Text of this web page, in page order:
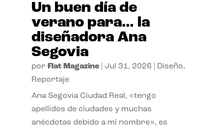
Un buen día de
verano para… la
diseñadora Ana
Segovia
por Flat Magazine| Jul 31, 2026 Diseño,
Reportaje
Ana Segovia Ciudad Real, «tengo
apellidos de ciudades y muchas
anécdotas debido a mi nombre», es